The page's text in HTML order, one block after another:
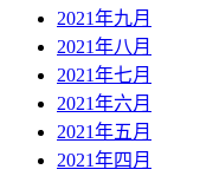
2021年九月
2021年八月
2021年七月
2021年六月
2021年五月
2021年四月